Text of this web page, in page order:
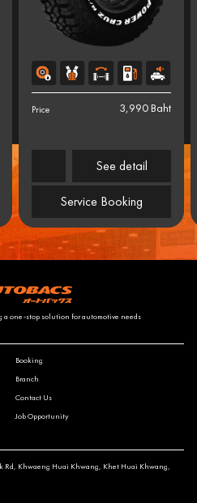
Price 3,990 Baht
See detail
Service Booking
a one-stop solution for automotive needs
Booking
Branch
Contact Us
Job Opportunity
Rd, Khwaeng Huai Khwang, Khet Huai Khwang,